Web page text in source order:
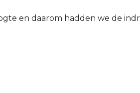
en daarom hadden we de